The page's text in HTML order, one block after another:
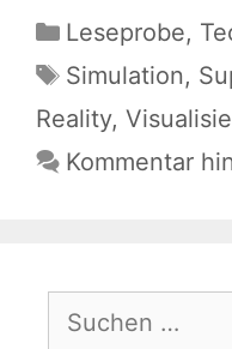
Kategorien
Leseprobe,
Schlagwörter
Simulation,
Reality,
Kommentar
nach: